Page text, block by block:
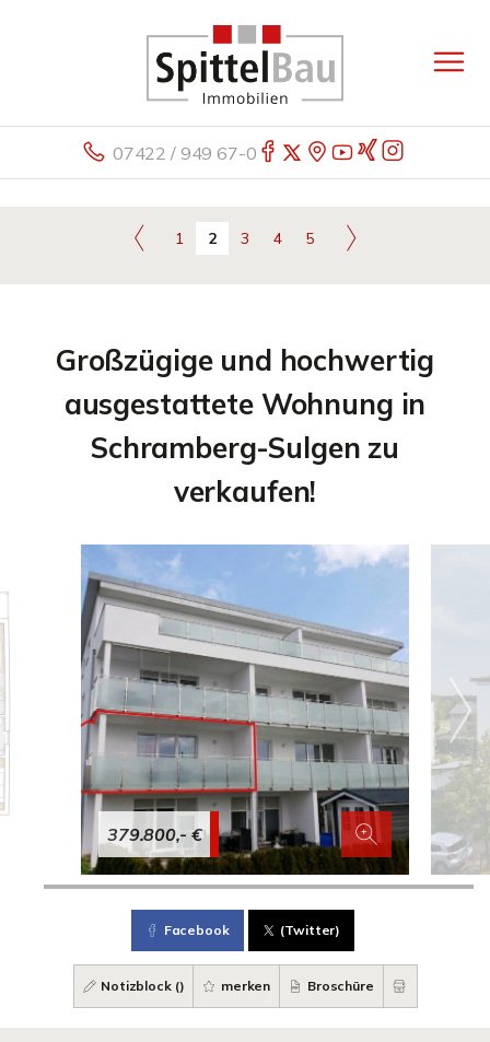
07422 / 949 67-0
1 2 3 4 5
Großzügige und hochwertig
ausgestattete Wohnung in
Schramberg-Sulgen zu
verkaufen!
379.800,- €
Facebook (Twitter)
Notizblock () merken Broschüre